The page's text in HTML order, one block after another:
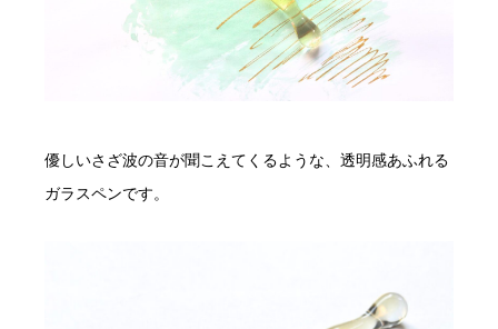
優しいさざ波の音が聞こえてくるような、透明感あふれる
ガラスペンです。